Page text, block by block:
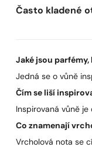
Často kladené
Jaké jsou
Jedná se o vůně
Čím se liší
Inspirovaná vůně
Co znamenají
Vrcholová nota se